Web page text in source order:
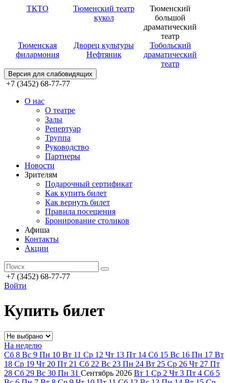
ТКТО
Тюменский театр
кукол
Тюменский
большой
драматический
театр
Тюменская
филармония
Дворец культуры
Нефтяник
Тобольский
драматический
театр
Версия для слабовидящих
+7 (3452) 68-77-77
О нас
О театре
Залы
Репертуар
Труппа
Руководство
Партнеры
Новости
Зрителям
Подарочный сертификат
Как купить билет
Как вернуть билет
Правила посещения
Бронирование столиков
Афиша
Контакты
Акции
+7 (3452) 68-77-77
Войти
Купить билет
На неделю
Сб 8 Вс 9 Пн 10 Вт 11 Ср 12 Чт 13 Пт 14 Сб 15 Вс 16 Пн 17 Вт
18 Ср 19 Чт 20 Пт 21 Сб 22 Вс 23 Пн 24 Вт 25 Ср 26 Чт 27 Пт
28 Сб 29 Вс 30 Пн 31 Сентябрь 2026 Вт 1 Ср 2 Чт 3 Пт 4 Сб 5